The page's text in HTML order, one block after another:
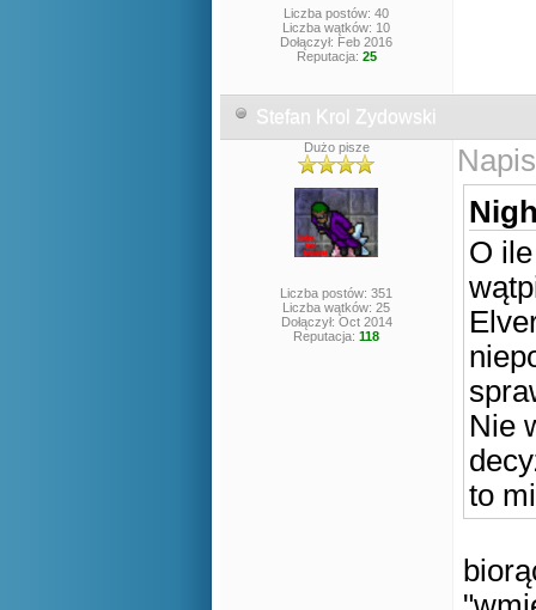
Liczba postów: 40
Liczba wątków: 10
Dołączył: Feb 2016
Reputacja: 25
Stefan Krol Zydowski
Dużo pisze
Liczba postów: 351
Liczba wątków: 25
Dołączył: Oct 2014
Reputacja: 118
O
Nie
to